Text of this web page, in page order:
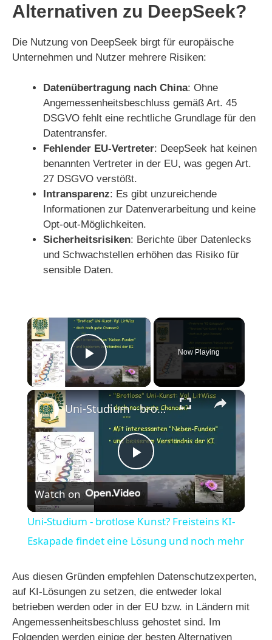
Alternativen zu DeepSeek?
Die Nutzung von DeepSeek birgt für europäische
Unternehmen und Nutzer mehrere Risiken:
Datenübertragung nach China: Ohne
Angemessenheitsbeschluss gemäß Art. 45
DSGVO fehlt eine rechtliche Grundlage für den
Datentransfer.
Fehlender EU-Vertreter: DeepSeek hat keinen
benannten Vertreter in der EU, was gegen Art.
27 DSGVO verstößt.
Intransparenz: Es gibt unzureichende
Informationen zur Datenverarbeitung und keine
Opt-out-Möglichkeiten.
Sicherheitsrisiken: Berichte über Datenlecks
und Schwachstellen erhöhen das Risiko für
sensible Daten.
×
Play Video
Now Playing
×
P
l
a
y
V
Uni-Studium - brotlose Kunst? Freisteins KI-Eskapade findet eine Lösung und noch mehr
Watch on
Uni-Studium - brotlose Kunst? Freisteins KI-
Eskapade findet eine Lösung und noch mehr
Aus diesen Gründen empfehlen Datenschutzexperten,
auf KI-Lösungen zu setzen, die entweder lokal
betrieben werden oder in der EU bzw. in Ländern mit
Angemessenheitsbeschluss gehostet sind. Im
Folgenden werden einige der besten Alternativen